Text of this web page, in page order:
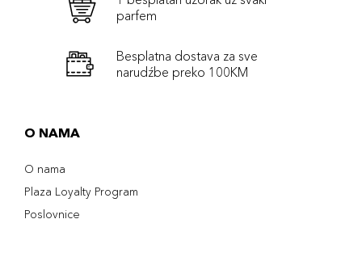
parfem
Besplatna dostava za sve
narudźbe preko 100KM
O NAMA
O nama
Plaza Loyalty Program
Poslovnice